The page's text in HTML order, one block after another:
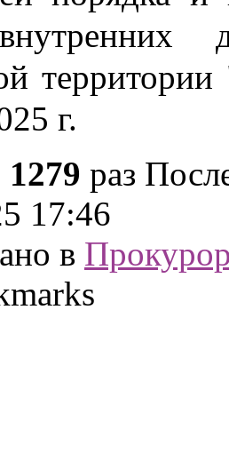
г.
1279 раз
17:46
в